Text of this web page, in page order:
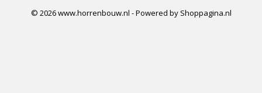
© 2026 www.horrenbouw.nl - Powered by Shoppagina.nl